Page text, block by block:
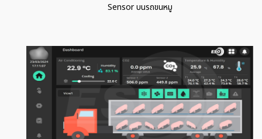
Sensor บนรถขนหมู